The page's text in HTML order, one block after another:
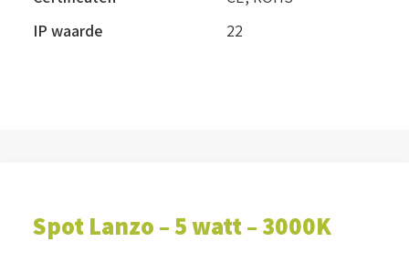
IP waarde
22
Spot Lanzo – 5 watt – 3000K